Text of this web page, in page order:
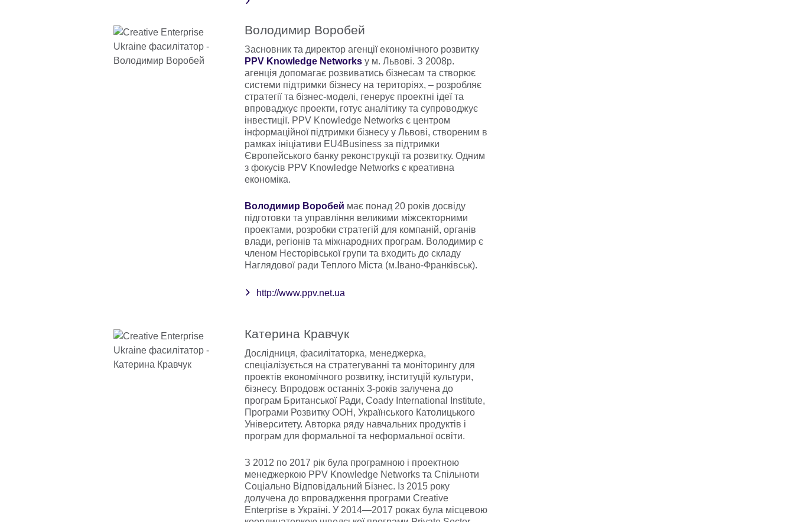
Володимир Воробей
Засновник та директор агенції економічного розвитку
PPV Knowledge Networksу м. Львові. З 2008р.
агенція допомагає розвиватись бізнесам та створює
системи підтримки бізнесу на територіях, – розробляє
стратегії та бізнес-моделі, генерує проектні ідеї та
впроваджує проекти, готує аналітику та супроводжує
інвестиції. PPV Knowledge Networks є центром
інформаційної підтримки бізнесу у Львові, створеним в
рамках ініціативи EU4Business за підтримки
Європейського банку реконструкції та розвитку. Одним
з фокусів PPV Knowledge Networks є креативна
економіка.
Володимир Воробей має понад 20 років досвіду
підготовки та управління великими міжсекторними
проектами, розробки стратегій для компаній, органів
влади, регіонів та міжнародних програм. Володимир є
членом Несторівської групи та входить до складу
Наглядової ради Теплого Міста (м.Івано-Франківськ).
http://www.ppv.net.ua
Катерина Кравчук
Дослідниця, фасилітаторка, менеджерка,
спеціалізується на стратегуванні та моніторингу для
проектів економічного розвитку, інституцій культури,
бізнесу. Впродовж останніх 3-років залучена до
програм Британської Ради, Coady International Institute,
Програми Розвитку ООН, Українського Католицького
Університету. Авторка ряду навчальних продуктів і
програм для формальної та неформальної освіти.
З 2012 по 2017 рік була програмною і проектною
менеджеркою PPV Knowledge Networks та Спільноти
Соціально Відповідальний Бізнес. Із 2015 року
долучена до впровадження програми Creative
Enterprise в Україні. У 2014—2017 роках була місцевою